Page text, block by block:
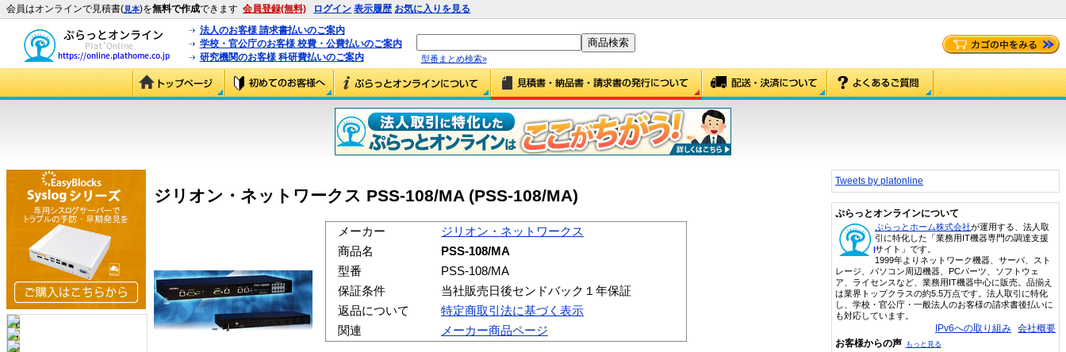
会員はオンラインで見積書(見本)を無料で作成できます 会員登録(無料) ログイン 表示履歴 お気に入りを見る
法人のお客様 請求書払いのご案内
学校・官公庁のお客様 校費・公費払いのご案内
研究機関のお客様 科研費払いのご案内
型番まとめ検索»
ジリオン・ネットワークス PSS-108/MA (PSS-108/MA)
メーカー
ジリオン・ネットワークス
商品名
PSS-108/MA
型番
PSS-108/MA
保証条件
当社販売日後センドバック１年保証
返品について
特定商取引法に基づく表示
関連
メーカー商品ページ
Tweets by platonline
ぷらっとオンラインについて
ぷらっとホーム株式会社が運用する、法人取
引に特化した「業務用IT機器専門の調達支援
サイト」です。
1999年よりネットワーク機器、サーバ、スト
レージ、パソコン周辺機器、PCパーツ、ソフトウェ
ア、ライセンスなど、業務用IT機器中心に販売。品揃え
は業界トップクラスの約5.5万点です。法人取引に特化
し、学校・官公庁・一般法人のお客様の請求書後払いに
も対応しています。
IPv6への取り組み 会社概要
お客様からの声 もっと見る